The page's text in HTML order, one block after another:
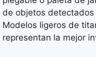
de objetos detectados
Modelos ligeros de
representan la mejor